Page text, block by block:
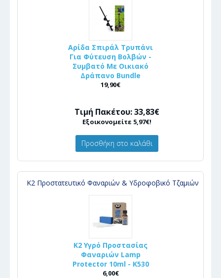
Αρίδα Σπιράλ Τρυπάνι
Για Φύτευση Βολβών -
Συμβατό Με Οικιακό
Δράπανο Bundle
19,90€
Τιμή Πακέτου: 33,83€
Εξοικονομείτε 5,97€!
Προσθήκη στο καλάθι
Κ2 Προστατευτικό Φαναριών & Υδροφοβικό Τζαμιών
K2 Υγρό Προστασίας
Φαναριών Lamp
Protector 10ml - K530
6,00€